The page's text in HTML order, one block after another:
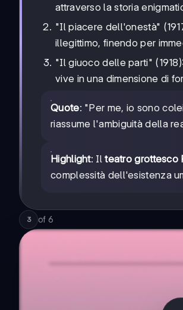
attraverso la storia
"Il piacere dell'onestà"
illegittimo, finendo per
"Il giuoco delle parti"
vive in una dimensione di
Quote: "Per me, io sono
riassume l'ambiguità della
Highlight: Ilteatro grottesco
complessità dell'esistenza
3 of 6